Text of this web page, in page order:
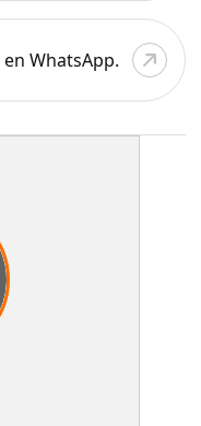
en WhatsApp.